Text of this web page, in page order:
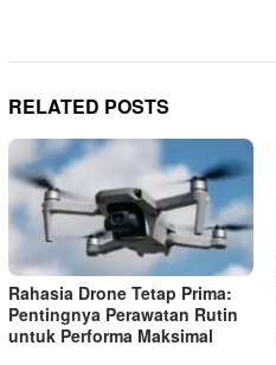
RELATED POSTS
Rahasia Drone Tetap Prima:
Pentingnya Perawatan Rutin
untuk Performa Maksimal